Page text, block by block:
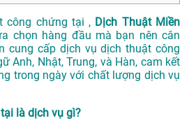
công chứng tại , Dịch Thuật Miền
chọn hàng đầu mà bạn nên cân
cung cấp dịch vụ dịch thuật công
Anh, Nhật, Trung, và Hàn, cam kết
trong ngày với chất lượng dịch vụ
là dịch vụ gì?